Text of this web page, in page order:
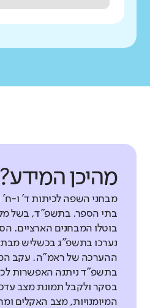
מהיכן המידע?
מבחני השפה לכיתות ד' ו-ח'
בתי הספר. בתשפ"ד, בשל
בוטלו המבחנים הארציים.
נערכו בתשפ"ג בכשליש
ההערכה של ראמ"ה. עקב
בתשפ"ד ניתנה האפשרות
בסקר ולקבל תמונת מצב
המיומנויות, מצב האקלים